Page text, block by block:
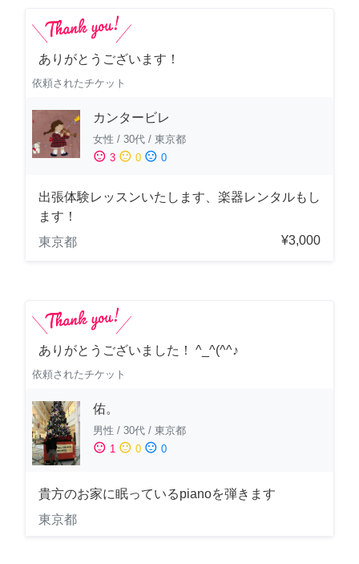
ありがとうございます！
依頼されたチケット
カンタービレ
女性 / 30代 / 東京都
sentiment_satisfied 3 sentiment_neutral 0 sentiment_dissatisfied 0
出張体験レッスンいたします、楽器レンタルもし
ます！
東京都
¥3,000
ありがとうございました！ ^_^(^^♪
依頼されたチケット
佑。
男性 / 30代 / 東京都
sentiment_satisfied 1 sentiment_neutral 0 sentiment_dissatisfied 0
貴方のお家に眠っているpianoを弾きます
東京都